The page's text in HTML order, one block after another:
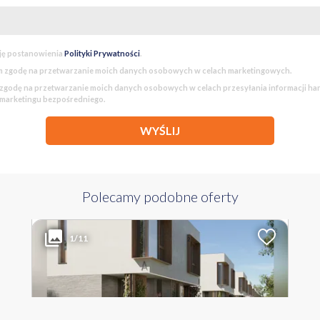
postanowienia Polityki Prywatności.
zgodę na przetwarzanie moich danych osobowych w celach marketingowych.
na przetwarzanie moich danych osobowych w celach przesyłania informacji
bezpośredniego.
WYŚLIJ
Polecamy podobne oferty
1/114
Powierzchnia
2
Cena za m2
13 940 PLN
MAZOWIECKIE Warszawa Wawer Zbytki inne Trakt
Lubelski